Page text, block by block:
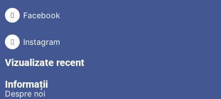
Facebook
Instagram
Vizualizate recent
Informații
Despre noi